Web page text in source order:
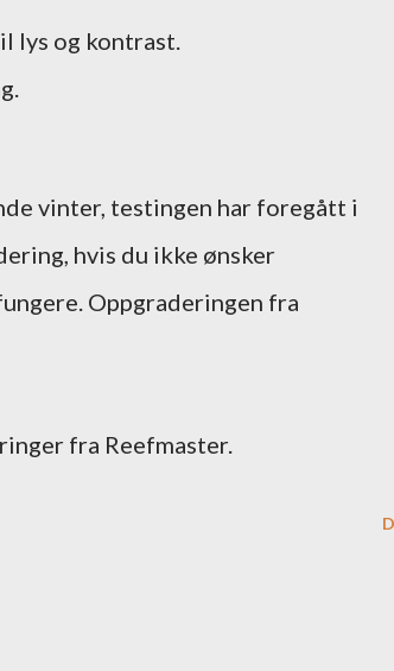
lys og kontrast.
vinter, testingen har foregått i
hvis du ikke ønsker
Oppgraderingen fra
fra Reefmaster.